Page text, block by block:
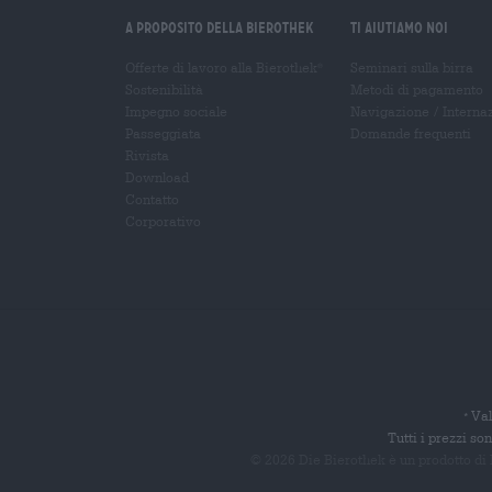
A proposito della Bierothek Ti aiutiamo noi
*
Tutti i prezzi